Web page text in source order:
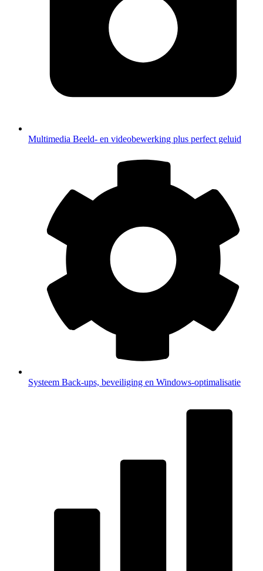
Multimedia Beeld- en videobewerking plus perfect geluid
Systeem Back-ups, beveiliging en Windows-optimalisatie